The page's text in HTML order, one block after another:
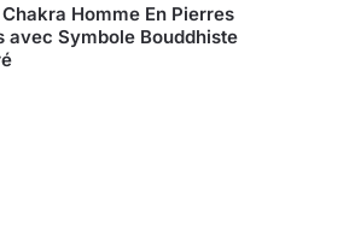
Homme En Pierres
avec Symbole Bouddhiste